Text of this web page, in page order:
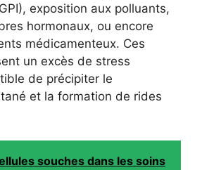
exposition aux polluants,
hormonaux, ou encore
médicamenteux. Ces
un excès de stress
de précipiter le
et la formation de rides
souches dans les soins